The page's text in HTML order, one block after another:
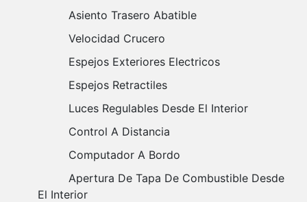
Asiento Trasero Abatible
Velocidad Crucero
Espejos Exteriores Electricos
Espejos Retractiles
Luces Regulables Desde El Interior
Control A Distancia
Computador A Bordo
El Interior